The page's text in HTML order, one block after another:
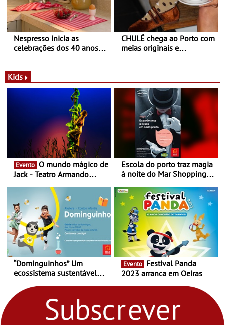
Nespresso inicia as
celebrações dos 40 anos
Novas - Edição limitada
Nespresso x Torres Novas
CHULÉ chega ao Porto com
meias originais e
Shopping
Kids
Evento
Jack - Teatro Armando
Escola do porto traz magia
à noite do Mar Shopping
29 de abril, às 21h00
“Dominguinhos” Um
ecossistema sustentável
fores - Atelier de Educação
Ambiental nos
“Dominguinhos” de 23 de
Evento
2023 arranca em Oeiras